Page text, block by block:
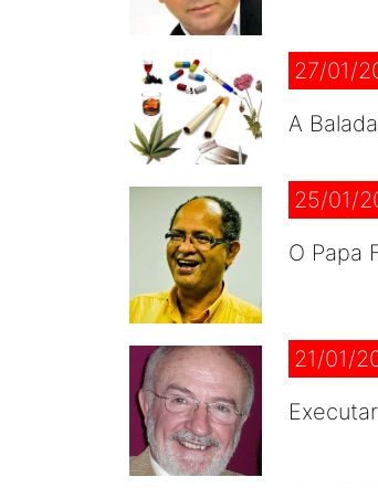
27/01/
A
25/01/
O Papa
21/01/